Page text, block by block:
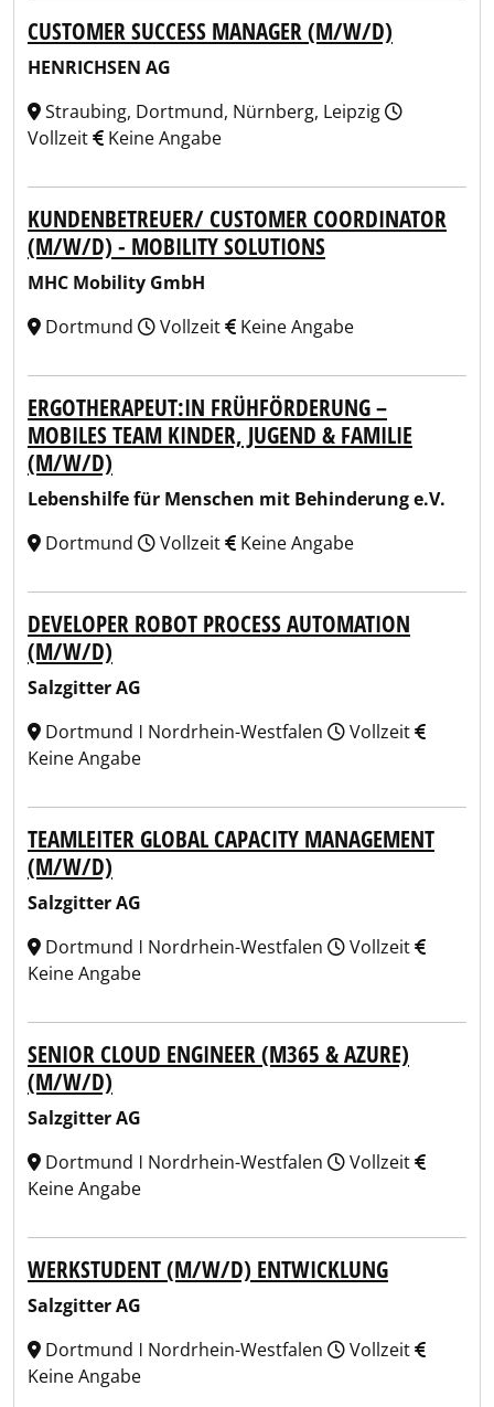
CUSTOMER SUCCESS MANAGER (M/W/D)
HENRICHSEN AG
Straubing, Dortmund, Nürnberg, Leipzig
Vollzeit
Keine Angabe
KUNDENBETREUER/ CUSTOMER COORDINATOR
(M/W/D) - MOBILITY SOLUTIONS
MHC Mobility GmbH
Dortmund
Vollzeit Keine Angabe
ERGOTHERAPEUT:IN FRÜHFÖRDERUNG –
MOBILES TEAM KINDER, JUGEND & FAMILIE
(M/W/D)
Lebenshilfe für Menschen mit Behinderung e.V.
Dortmund
Vollzeit Keine Angabe
DEVELOPER ROBOT PROCESS AUTOMATION
(M/W/D)
Salzgitter AG
Dortmund ǀ Nordrhein-Westfalen
Vollzeit
Keine Angabe
TEAMLEITER GLOBAL CAPACITY MANAGEMENT
(M/W/D)
Salzgitter AG
Dortmund ǀ Nordrhein-Westfalen
Vollzeit
Keine Angabe
SENIOR CLOUD ENGINEER (M365 & AZURE)
(M/W/D)
Salzgitter AG
Dortmund ǀ Nordrhein-Westfalen
Vollzeit
Keine Angabe
WERKSTUDENT (M/W/D) ENTWICKLUNG
Salzgitter AG
Dortmund ǀ Nordrhein-Westfalen
Vollzeit
Keine Angabe